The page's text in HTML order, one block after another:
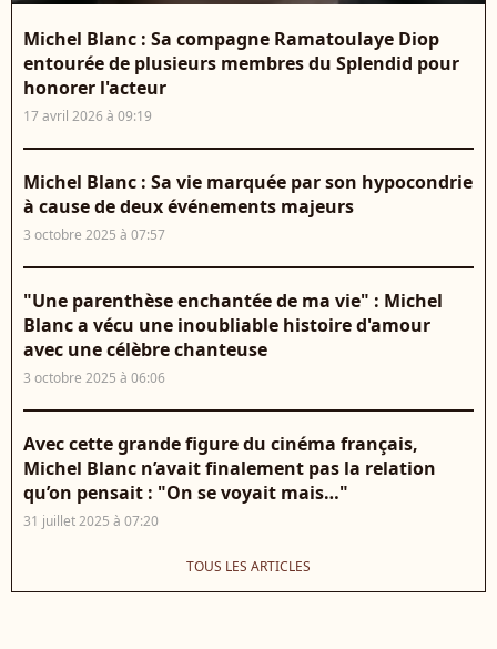
Michel Blanc : Sa compagne Ramatoulaye Diop
entourée de plusieurs membres du Splendid pour
honorer l'acteur
17 avril 2026 à 09:19
Michel Blanc : Sa vie marquée par son hypocondrie
à cause de deux événements majeurs
3 octobre 2025 à 07:57
"Une parenthèse enchantée de ma vie" : Michel
Blanc a vécu une inoubliable histoire d'amour
avec une célèbre chanteuse
3 octobre 2025 à 06:06
Avec cette grande figure du cinéma français,
Michel Blanc n’avait finalement pas la relation
qu’on pensait : "On se voyait mais…"
31 juillet 2025 à 07:20
TOUS LES ARTICLES